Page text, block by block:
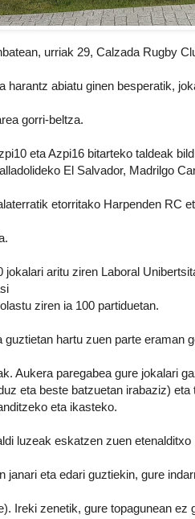
urriak 29, Calzada Rugby
harantz abiatu ginen besperatik,
gorri-beltza.
eta Azpi16 bitarteko taldeak
El Salvador, Madrilgo
etorritako Harpenden RC
jokalari aritu ziren Laboral
ziren ia 100 partiduetan.
guztietan hartu zuen parte eraman
Aukera paregabea gure jokalari
eta beste batzuetan irabaziz)
eta ikasteko.
luzeak eskatzen zuen
janari eta edari guztiekin, gure
Ireki zenetik, gure topagunean ez